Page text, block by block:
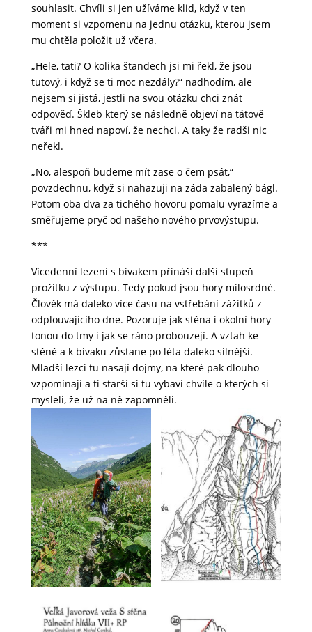
souhlasit. Chvíli si jen užíváme klid, když v ten
moment si vzpomenu na jednu otázku, kterou jsem
mu chtěla položit už včera.
„Hele, tati? O kolika štandech jsi mi řekl, že jsou
tutový, i když se ti moc nezdály?“ nadhodím, ale
nejsem si jistá, jestli na svou otázku chci znát
odpověď. Škleb který se následně objeví na tátově
tváři mi hned napoví, že nechci. A taky že radši nic
neřekl.
„No, alespoň budeme mít zase o čem psát,“
povzdechnu, když si nahazuji na záda zabalený bágl.
Potom oba dva za tichého hovoru pomalu vyrazíme a
směřujeme pryč od našeho nového prvovýstupu.
***
Vícedenní lezení s bivakem přináší další stupeň
prožitku z výstupu. Tedy pokud jsou hory milosrdné.
Člověk má daleko více času na vstřebání zážitků z
odplouvajícího dne. Pozoruje jak stěna i okolní hory
tonou do tmy i jak se ráno probouzejí. A vztah ke
stěně a k bivaku zůstane po léta daleko silnější.
Mladší lezci tu nasají dojmy, na které pak dlouho
vzpomínají a ti starší si tu vybaví chvíle o kterých si
mysleli, že už na ně zapomněli.